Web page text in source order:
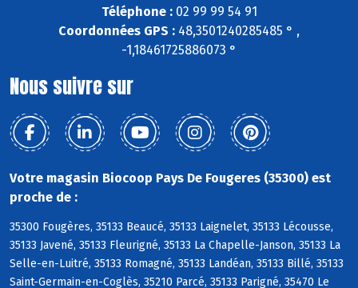
Téléphone :02 99 99 54 91
Coordonnées GPS : 48,3501240285485 ° ,
-1,18461725886073 °
Nous suivre sur
Votre magasin Biocoop Pays De Fougeres (35300) est
proche de :
35300 Fougères, 35133 Beaucé, 35133 Laignelet, 35133 Lécousse,
35133 Javené, 35133 Fleurigné, 35133 La Chapelle-Janson, 35133 La
Selle-en-Luitré, 35133 Romagné, 35133 Landéan, 35133 Billé, 35133
Saint-Germain-en-Coglès, 35210 Parcé, 35133 Parigné, 35470 Le